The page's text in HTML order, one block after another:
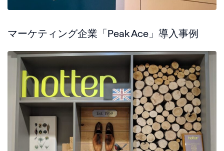
マーケティング企業「Peak Ace」導入事例